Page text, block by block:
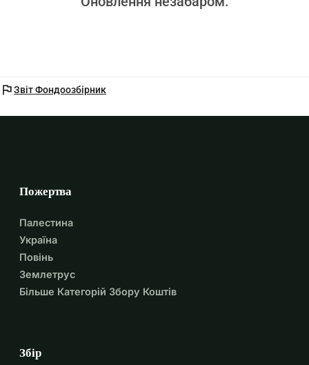
flagЗвіт Фондоозбірник
Пожертва
Палестина
Україна
Повінь
Землетрус
Більше Категорій Збору Коштів
Збір